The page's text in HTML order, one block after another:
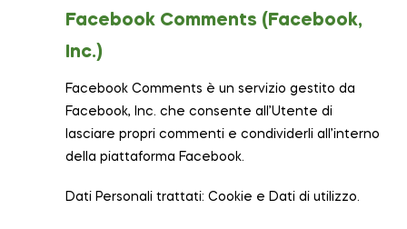
Facebook Comments (Facebook,
Inc.)
Facebook Comments è un servizio gestito da
Facebook, Inc. che consente all’Utente di
lasciare propri commenti e condividerli all’interno
della piattaforma Facebook.
Dati Personali trattati: Cookie e Dati di utilizzo.